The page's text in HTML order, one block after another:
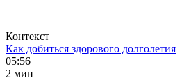
Контекст
Как добиться здорового долголетия
05:56
2 мин